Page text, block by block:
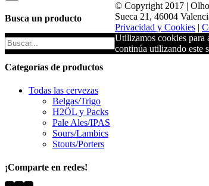
Busca un producto
Categorías de productos
Todas las cervezas
Belgas/Trigo
H2ÖL y Packs
Pale Ales/IPAS
Sours/Lambics
Stouts/Porters
¡Comparte en redes!
© Copyright 2017 |
Sueca 21, 46004
Privacidad y Cookies |
Utilizamos cookies para
continúa utilizando este